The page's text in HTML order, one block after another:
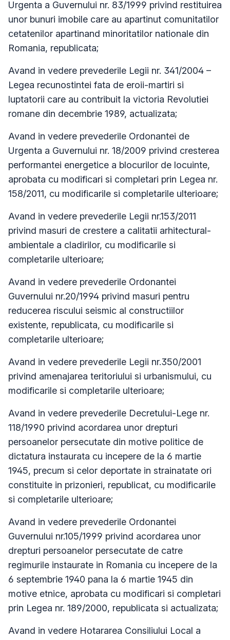
Urgenta a Guvernului nr. 83/1999 privind restituirea
unor bunuri imobile care au apartinut comunitatilor
cetatenilor apartinand minoritatilor nationale din
Romania, republicata;
Avand in vedere prevederile Legii nr. 341/2004 –
Legea recunostintei fata de eroii-martiri si
luptatorii care au contribuit la victoria Revolutiei
romane din decembrie 1989, actualizata;
Avand in vedere prevederile Ordonantei de
Urgenta a Guvernului nr. 18/2009 privind cresterea
performantei energetice a blocurilor de locuinte,
aprobata cu modificari si completari prin Legea nr.
158/2011, cu modificarile si completarile ulterioare;
Avand in vedere prevederile Legii nr.153/2011
privind masuri de crestere a calitatii arhitectural-
ambientale a cladirilor, cu modificarile si
completarile ulterioare;
Avand in vedere prevederile Ordonantei
Guvernului nr.20/1994 privind masuri pentru
reducerea riscului seismic al constructiilor
existente, republicata, cu modificarile si
completarile ulterioare;
Avand in vedere prevederile Legii nr.350/2001
privind amenajarea teritoriului si urbanismului, cu
modificarile si completarile ulterioare;
Avand in vedere prevederile Decretului-Lege nr.
118/1990 privind acordarea unor drepturi
persoanelor persecutate din motive politice de
dictatura instaurata cu incepere de la 6 martie
1945, precum si celor deportate in strainatate ori
constituite in prizonieri, republicat, cu modificarile
si completarile ulterioare;
Avand in vedere prevederile Ordonantei
Guvernului nr.105/1999 privind acordarea unor
drepturi persoanelor persecutate de catre
regimurile instaurate in Romania cu incepere de la
6 septembrie 1940 pana la 6 martie 1945 din
motive etnice, aprobata cu modificari si completari
prin Legea nr. 189/2000, republicata si actualizata;
Avand in vedere Hotararea Consiliului Local a